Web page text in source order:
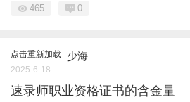
465 0
点击重新加载 少海
2025-6-18
速录师职业资格证书的含金量